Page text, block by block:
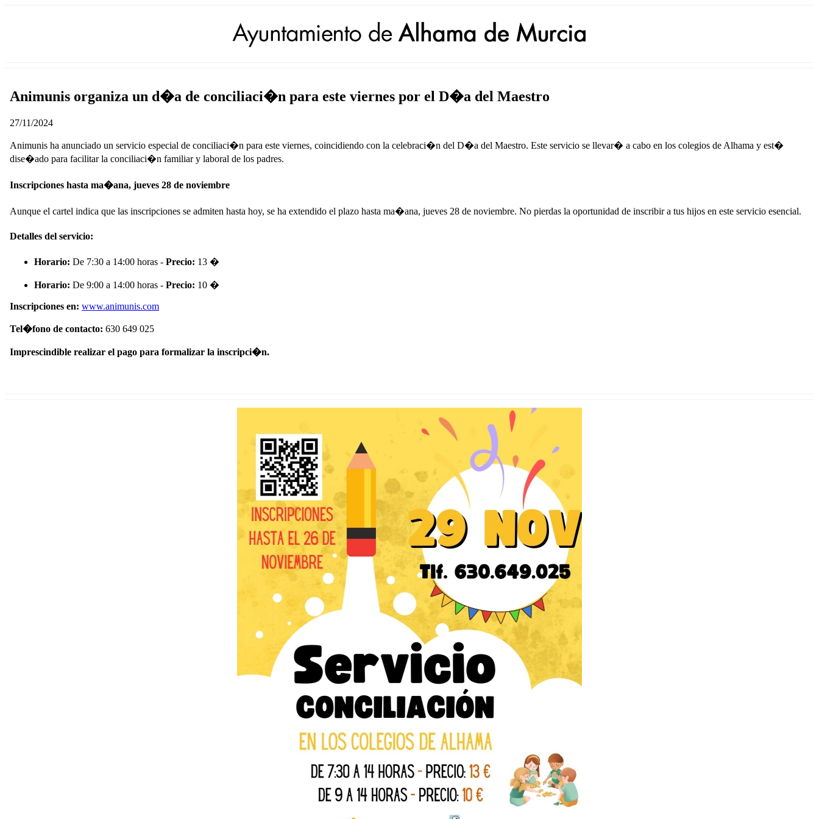
Animunis organiza un d�a de conciliaci�n para este viernes por el D�a del Maestro
27/11/2024
Animunis ha anunciado un servicio especial de conciliaci�n para este viernes, coincidiendo con la celebraci�n del D�a del Maestro. Este servicio se llevar� a cabo en los colegios de Alhama y est�
dise�ado para facilitar la conciliaci�n familiar y laboral de los padres.
Inscripciones hasta ma�ana, jueves 28 de noviembre
Aunque el cartel indica que las inscripciones se admiten hasta hoy, se ha extendido el plazo hasta ma�ana, jueves 28 de noviembre. No pierdas la oportunidad de inscribir a tus hijos en este servicio esencial.
Detalles del servicio:
Horario: De 7:30 a 14:00 horas - Precio: 13 �
Horario: De 9:00 a 14:00 horas - Precio: 10 �
Inscripciones en: www.animunis.com
Tel�fono de contacto: 630 649 025
Imprescindible realizar el pago para formalizar la inscripci�n.